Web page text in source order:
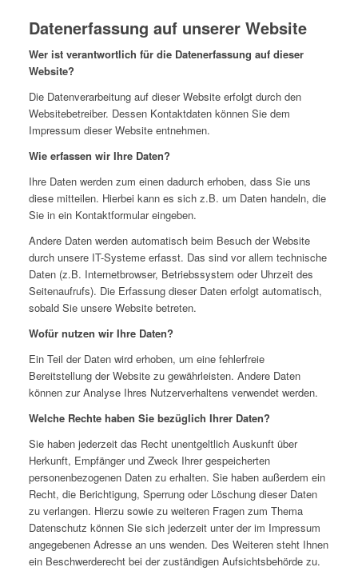
Datenerfassung auf unserer Website
Wer ist verantwortlich für die Datenerfassung auf dieser
Website?
Die Datenverarbeitung auf dieser Website erfolgt durch den
Websitebetreiber. Dessen Kontaktdaten können Sie dem
Impressum dieser Website entnehmen.
Wie erfassen wir Ihre Daten?
Ihre Daten werden zum einen dadurch erhoben, dass Sie uns
diese mitteilen. Hierbei kann es sich z.B. um Daten handeln, die
Sie in ein Kontaktformular eingeben.
Andere Daten werden automatisch beim Besuch der Website
durch unsere IT-Systeme erfasst. Das sind vor allem technische
Daten (z.B. Internetbrowser, Betriebssystem oder Uhrzeit des
Seitenaufrufs). Die Erfassung dieser Daten erfolgt automatisch,
sobald Sie unsere Website betreten.
Wofür nutzen wir Ihre Daten?
Ein Teil der Daten wird erhoben, um eine fehlerfreie
Bereitstellung der Website zu gewährleisten. Andere Daten
können zur Analyse Ihres Nutzerverhaltens verwendet werden.
Welche Rechte haben Sie bezüglich Ihrer Daten?
Sie haben jederzeit das Recht unentgeltlich Auskunft über
Herkunft, Empfänger und Zweck Ihrer gespeicherten
personenbezogenen Daten zu erhalten. Sie haben außerdem ein
Recht, die Berichtigung, Sperrung oder Löschung dieser Daten
zu verlangen. Hierzu sowie zu weiteren Fragen zum Thema
Datenschutz können Sie sich jederzeit unter der im Impressum
angegebenen Adresse an uns wenden. Des Weiteren steht Ihnen
ein Beschwerderecht bei der zuständigen Aufsichtsbehörde zu.